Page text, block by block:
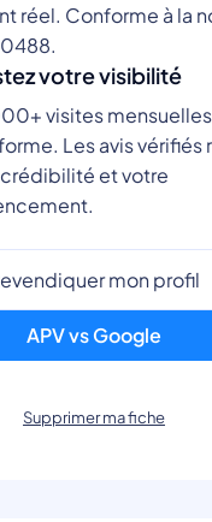
réel. Conforme à la
votre visibilité
visites
Les avis vérifiés
et votre
mon profil
APV vs Google
Supprimer ma fiche